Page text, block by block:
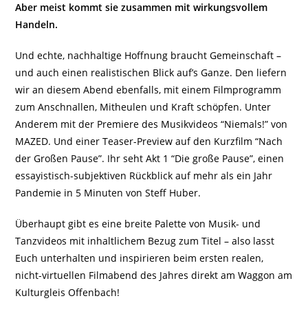
Aber meist kommt sie zusammen mit wirkungsvollem
Handeln.
Und echte, nachhaltige Hoffnung braucht Gemeinschaft –
und auch einen realistischen Blick auf’s Ganze. Den liefern
wir an diesem Abend ebenfalls, mit einem Filmprogramm
zum Anschnallen, Mitheulen und Kraft schöpfen. Unter
Anderem mit der Premiere des Musikvideos “Niemals!” von
MAZED. Und einer Teaser-Preview auf den Kurzfilm “Nach
der Großen Pause”. Ihr seht Akt 1 “Die große Pause”, einen
essayistisch-subjektiven Rückblick auf mehr als ein Jahr
Pandemie in 5 Minuten von Steff Huber.
Überhaupt gibt es eine breite Palette von Musik- und
Tanzvideos mit inhaltlichem Bezug zum Titel – also lasst
Euch unterhalten und inspirieren beim ersten realen,
nicht-virtuellen Filmabend des Jahres direkt am Waggon am
Kulturgleis Offenbach!